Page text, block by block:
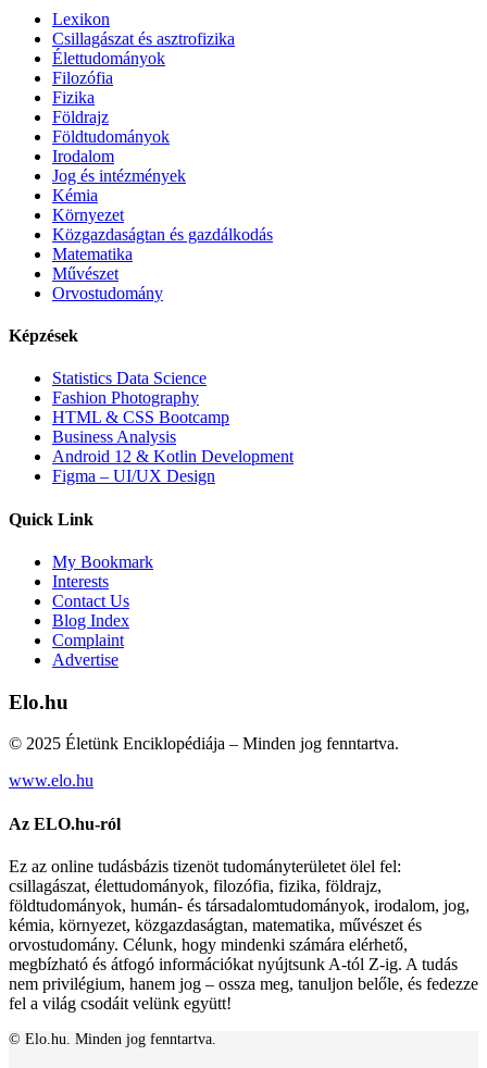
Lexikon
Csillagászat és asztrofizika
Élettudományok
Filozófia
Fizika
Földrajz
Földtudományok
Irodalom
Jog és intézmények
Kémia
Környezet
Közgazdaságtan és gazdálkodás
Matematika
Művészet
Orvostudomány
Képzések
Statistics Data Science
Fashion Photography
HTML & CSS Bootcamp
Business Analysis
Android 12 & Kotlin Development
Figma – UI/UX Design
Quick Link
My Bookmark
Interests
Contact Us
Blog Index
Complaint
Advertise
Elo.hu
© 2025 Életünk Enciklopédiája – Minden jog fenntartva.
www.elo.hu
Az ELO.hu-ról
Ez az online tudásbázis tizenöt tudományterületet ölel fel:
csillagászat, élettudományok, filozófia, fizika, földrajz,
földtudományok, humán- és társadalomtudományok, irodalom, jog,
kémia, környezet, közgazdaságtan, matematika, művészet és
orvostudomány. Célunk, hogy mindenki számára elérhető,
megbízható és átfogó információkat nyújtsunk A-tól Z-ig. A tudás
nem privilégium, hanem jog – ossza meg, tanuljon belőle, és fedezze
fel a világ csodáit velünk együtt!
© Elo.hu. Minden jog fenntartva.